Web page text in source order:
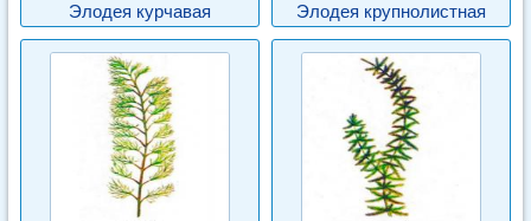
Элодея курчавая Элодея крупнолистная